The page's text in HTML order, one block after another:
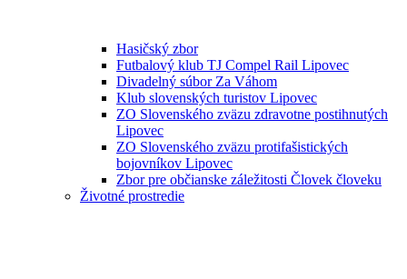
Hasičský zbor
Futbalový klub TJ Compel Rail Lipovec
Divadelný súbor Za Váhom
Klub slovenských turistov Lipovec
ZO Slovenského zväzu zdravotne postihnutých
Lipovec
ZO Slovenského zväzu protifašistických
bojovníkov Lipovec
Zbor pre občianske záležitosti Človek človeku
Životné prostredie